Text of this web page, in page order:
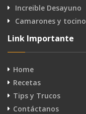
Increible Desayuno
Camarones y tocino
Link Importante
Home
Recetas
Tips y Trucos
Contáctanos